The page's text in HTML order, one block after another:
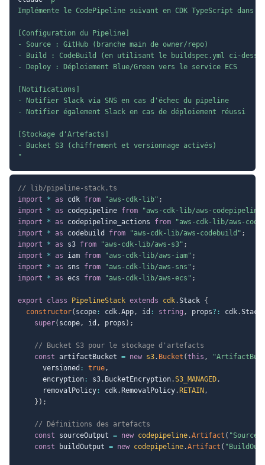
Implémente le CodePipeline suivant en CDK TypeScript
[Configuration du Pipeline]
- Source : GitHub (branche main de owner/repo)
- Build : CodeBuild (en utilisant le buildspec.yml ci-
- Deploy : Déploiement Blue/Green vers le service ECS
[Notifications]
- Notifier Slack via SNS en cas d'échec du pipeline
- Notifier également Slack en cas de déploiement réussi
[Stockage d'Artefacts]
- Bucket S3 (chiffrement et versionnage activés)
"
// lib/pipeline-stack.ts
import
* as cdk from "aws-cdk-lib" ;
import
* as codepipeline from
"aws-cdk-lib/aws-
import
* as codepipeline_actions from
"aws-cdk-lib/aws-
import
* as codebuild from "aws-cdk-lib/aws-codebuild" ;
import
* as s3 from "aws-cdk-lib/aws-s3" ;
import
* as iam from "aws-cdk-lib/aws-iam" ;
import
* as sns from "aws-cdk-lib/aws-sns" ;
import
* as ecs from "aws-cdk-lib/aws-ecs" ;
export class PipelineStack extends cdk.Stack {
constructor( scope : cdk.App, id : string , props? : cdk.
super( scope, id , props ) ;
// Bucket S3 pour le stockage d'artefacts
const artifactBucket = new s3. Bucket (this ,
      versioned
: true,
      encryption
: s3. BucketEncryption.S3_MANAGED,
      removalPolicy
: cdk. RemovalPolicy. RETAIN ,
} ) ;
// Définitions des artefacts
const sourceOutput = new codepipeline.Artifact (
const buildOutput = new codepipeline.Artifact (